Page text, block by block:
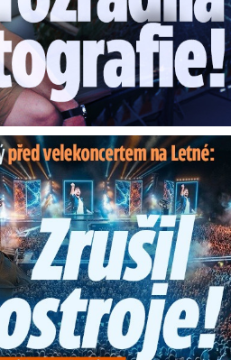
Letné! Ještě nezačal a už ...